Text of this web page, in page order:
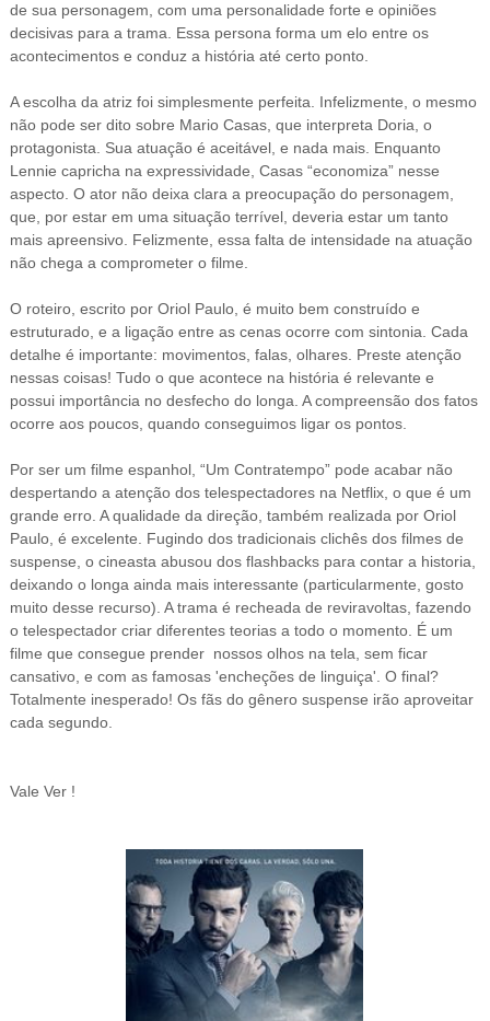
de sua personagem, com uma personalidade forte e opiniões
decisivas para a trama. Essa persona forma um elo entre os
acontecimentos e conduz a história até certo ponto.
A escolha da atriz foi simplesmente perfeita. Infelizmente, o mesmo
não pode ser dito sobre Mario Casas, que interpreta Doria, o
protagonista. Sua atuação é aceitável, e nada mais. Enquanto
Lennie capricha na expressividade, Casas “economiza” nesse
aspecto. O ator não deixa clara a preocupação do personagem,
que, por estar em uma situação terrível, deveria estar um tanto
mais apreensivo. Felizmente, essa falta de intensidade na atuação
não chega a comprometer o filme.
O roteiro, escrito por Oriol Paulo, é muito bem construído e
estruturado, e a ligação entre as cenas ocorre com sintonia. Cada
detalhe é importante: movimentos, falas, olhares. Preste atenção
nessas coisas! Tudo o que acontece na história é relevante e
possui importância no desfecho do longa. A compreensão dos fatos
ocorre aos poucos, quando conseguimos ligar os pontos.
Por ser um filme espanhol, “Um Contratempo” pode acabar não
despertando a atenção dos telespectadores na Netflix, o que é um
grande erro. A qualidade da direção, também realizada por Oriol
Paulo, é excelente. Fugindo dos tradicionais clichês dos filmes de
suspense, o cineasta abusou dos flashbacks para contar a historia,
deixando o longa ainda mais interessante (particularmente, gosto
muito desse recurso). A trama é recheada de reviravoltas, fazendo
o telespectador criar diferentes teorias a todo o momento. É um
filme que consegue prender nossos olhos na tela, sem ficar
cansativo, e com as famosas 'encheções de linguiça'. O final?
Totalmente inesperado! Os fãs do gênero suspense irão aproveitar
cada segundo.
Vale Ver !